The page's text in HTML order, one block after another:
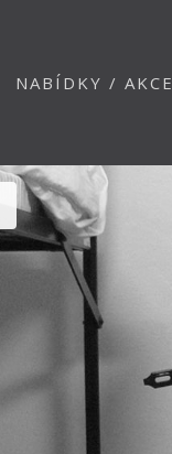
NABÍDKY / AKCE